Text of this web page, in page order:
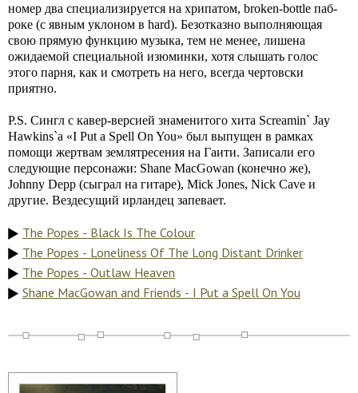
номер два специализируется на хрипатом, broken-bottle паб-
роке (с явным уклоном в hard). Безотказно выполняющая
свою прямую функцию музыка, тем не менее, лишена
ожидаемой специальной изюминки, хотя слышать голос
этого парня, как и смотреть на него, всегда чертовски
приятно.
P.S. Сингл с кавер-версией знаменитого хита Screamin` Jay
Hawkins`а «I Put a Spell On You» был выпущен в рамках
помощи жертвам землятресения на Гаити. Записали его
следующие персонажи: Shane MacGowan (конечно же),
Johnny Depp (сыграл на гитаре), Mick Jones, Nick Cave и
другие. Вездесущий ирландец запевает.
The Popes - Black Is The Colour
The Popes - Loneliness Of The Long Distant Drinker
The Popes - Outlaw Heaven
Shane MacGowan and Friends - I Put a Spell On You